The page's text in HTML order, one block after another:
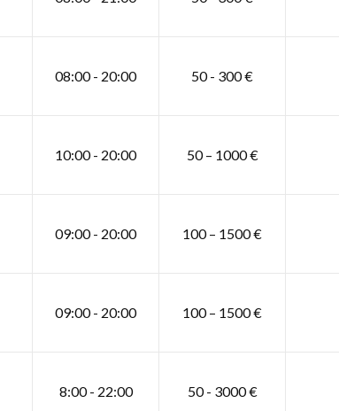
08:00 - 20:00 50 - 300 €
10:00 - 20:00 50 – 1000 €
09:00 - 20:00 100 – 1500 €
09:00 - 20:00 100 – 1500 €
8:00 - 22:00 50 - 3000 €